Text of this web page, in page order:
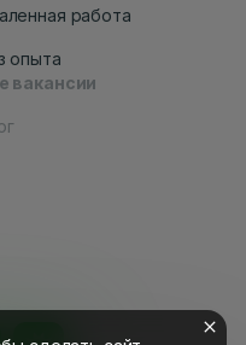
работа
опыта
вакансии